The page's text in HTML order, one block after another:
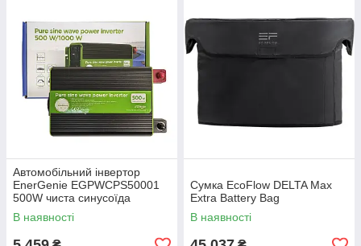
Автомобільний інвертор
EnerGenie EGPWCPS50001
500W чиста синусоїда
В наявності
Сумка EcoFlow DELTA Max
Extra Battery Bag
В наявності